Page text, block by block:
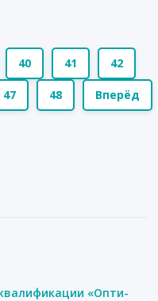
40 41 42
47 48 Вперёд
«Опти-